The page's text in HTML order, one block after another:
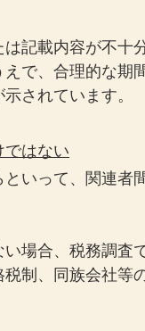
記載内容が不十
で、合理的な期
されています。
ではない
いって、関連者
場合、税務調査
制、同族会社等